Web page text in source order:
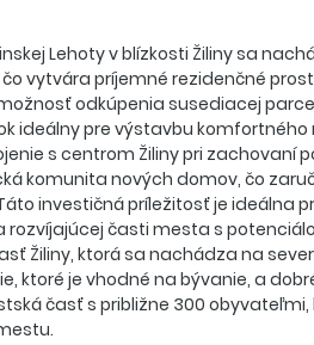
Lehoty v blízkosti Žiliny sa
vytvára príjemné rezidenčné
odkúpenia susediacej
ideálny pre výstavbu
s centrom Žiliny pri zachovaní
komunita nových domov, čo
investičná príležitosť je ideálna
rozvíjajúcej časti mesta s
Žiliny, ktorá sa nachádza na
ktoré je vhodné na bývanie, a
časť s približne 300